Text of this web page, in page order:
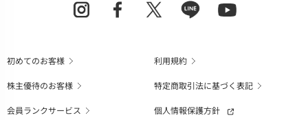
初めてのお客様
利用規約
株主優待のお客様
特定商取引法に基づく表記
会員ランクサービス
個人情報保護方針